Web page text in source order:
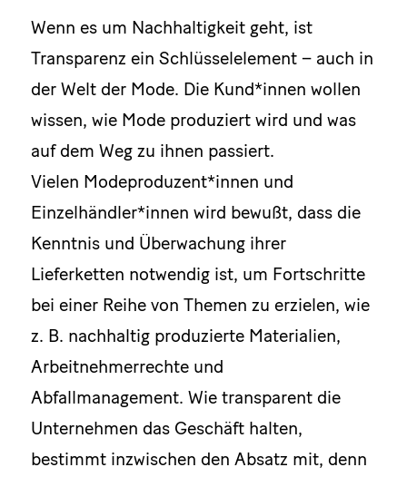
Wenn es um Nachhaltigkeit geht, ist
Transparenz ein Schlüsselelement – auch in
der Welt der Mode. Die Kund*innen wollen
wissen, wie Mode produziert wird und was
auf dem Weg zu ihnen passiert.
Vielen Modeproduzent*innen und
Einzelhändler*innen wird bewußt, dass die
Kenntnis und Überwachung ihrer
Lieferketten notwendig ist, um Fortschritte
bei einer Reihe von Themen zu erzielen, wie
z. B. nachhaltig produzierte Materialien,
Arbeitnehmerrechte und
Abfallmanagement. Wie transparent die
Unternehmen das Geschäft halten,
bestimmt inzwischen den Absatz mit, denn